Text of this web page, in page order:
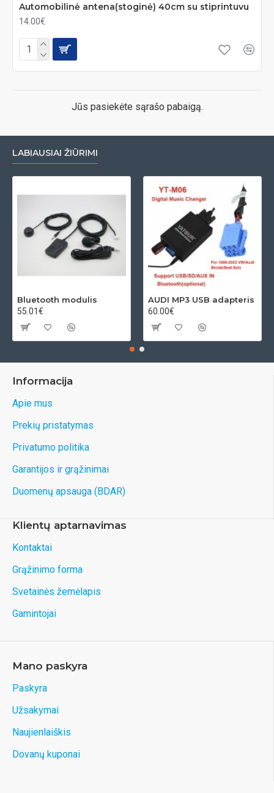
Automobilinė antena(stoginė) 40cm su stiprintuvu
14.00€
Jūs pasiekėte sąrašo pabaigą.
LABIAUSIAI ŽIŪRIMI
Bluetooth modulis
55.01€
AUDI MP3 USB adapteris
60.00€
Informacija
Apie mus
Prekių pristatymas
Privatumo politika
Garantijos ir grąžinimai
Duomenų apsauga (BDAR)
Klientų aptarnavimas
Kontaktai
Grąžinimo forma
Svetainės žemėlapis
Gamintojai
Mano paskyra
Paskyra
Užsakymai
Naujienlaiškis
Dovanų kuponai